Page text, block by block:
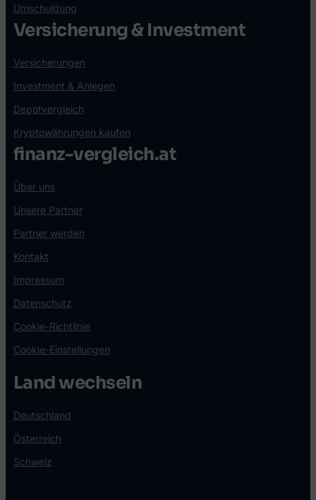
Umschuldung
Versicherung & Investment
Versicherungen
Investment & Anlegen
Depotvergleich
Kryptowährungen kaufen
finanz-vergleich.at
Über uns
Unsere Partner
Partner werden
Kontakt
Impressum
Datenschutz
Cookie-Richtlinie
Cookie-Einstellungen
Land wechseln
Deutschland
Österreich
Schweiz